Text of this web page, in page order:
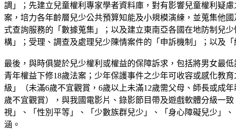
調」；先建立兒童權利專家學者資料庫，對有影響兒童權利疑
案，培力各年齡層兒少公共預算知能及小規模演練，並蒐集他
式查詢服務的「數據蒐集」；以及建立東南亞各國在地防制兒
構」；受理、調查及處理兒少陳情案件的「申訴機制」；以及
最後，與時俱變於兒少權利或權益的保障訴求，包括將男女最
青年權益下修18歲法案；少年保護事件之少年可收容或感化教
級」（未滿6歲不宜觀賞，6歲以上未滿12歲需父母、師長或成
歲不宜觀賞），與我國電影片、錄影節目帶及遊戲軟體分級一
視」、「性別平等」、「少數族群兒少」、「身心障礙兒少」
涵。